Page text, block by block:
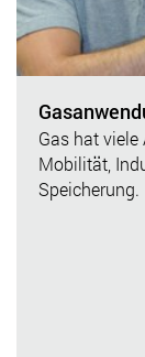
Gas hat viele
Mobilität,
Speicherung.